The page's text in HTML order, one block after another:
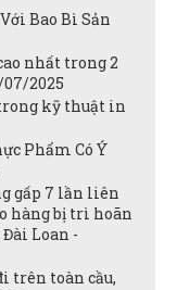
Bao Bì Sản
nhất trong 2
2025
kỹ thuật in
Phẩm Có Ý
gấp 7 lần liên
hàng bị trì hoãn
Loan -
trên toàn cầu,